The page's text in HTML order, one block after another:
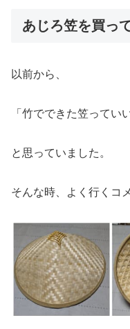
あじろ笠を買っ
以前から、
「竹でできた笠ってい
と思っていました。
そんな時、よく行くコ